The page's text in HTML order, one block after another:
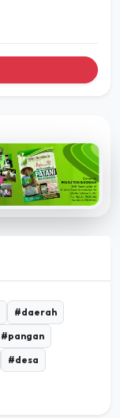
#daerah
#pangan
#desa